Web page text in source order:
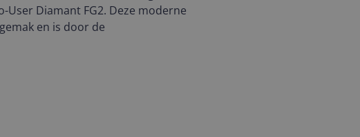
User Diamant FG2. Deze moderne
en is door de